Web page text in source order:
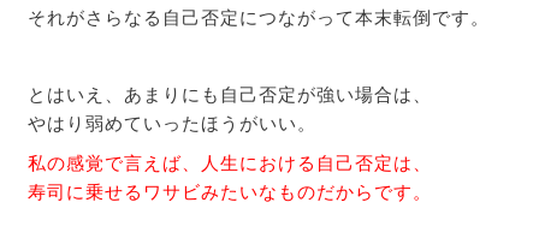
それがさらなる自己否定につながって本末転倒です。
とはいえ、あまりにも自己否定が強い場合は、
やはり弱めていったほうがいい。
私の感覚で言えば、人生における自己否定は、
寿司に乗せるワサビみたいなものだからです。